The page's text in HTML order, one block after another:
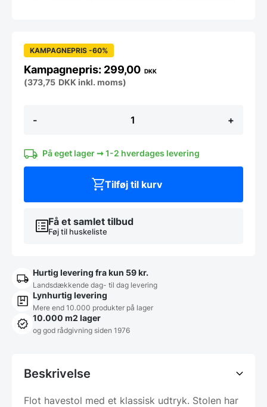
-
terrassestol
+
KAMPAGNEPRIS -60%
299,00 DKK
(373,75 DKK inkl. moms)
På eget lager ➞ 1-2 hverdages levering
Få et samlet tilbud
Føj til huskeliste
Tilføj til kurv
Hurtig levering fra kun 59 kr.
Landsdækkende dag- til dag levering
Lynhurtig levering
Mere end 10.000 produkter på lager
10.000 m2 lager
og god rådgivning siden 1976
Beskrivelse
Flot havestol med et klassisk udtryk. Stolen har